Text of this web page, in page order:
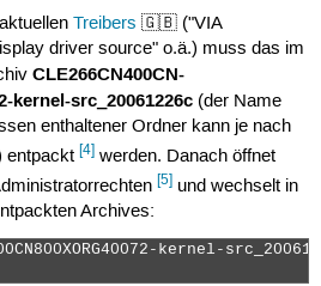
Treibers 🇬🇧 ("VIA
driver source" o.ä.) muss das im
CLE266CN400CN-
kernel-src_20061226c (der Name
enthaltener Ordner kann je nach
entpackt [4]werden. Danach öffnet
[5]und wechselt in
Archives:
kernel-